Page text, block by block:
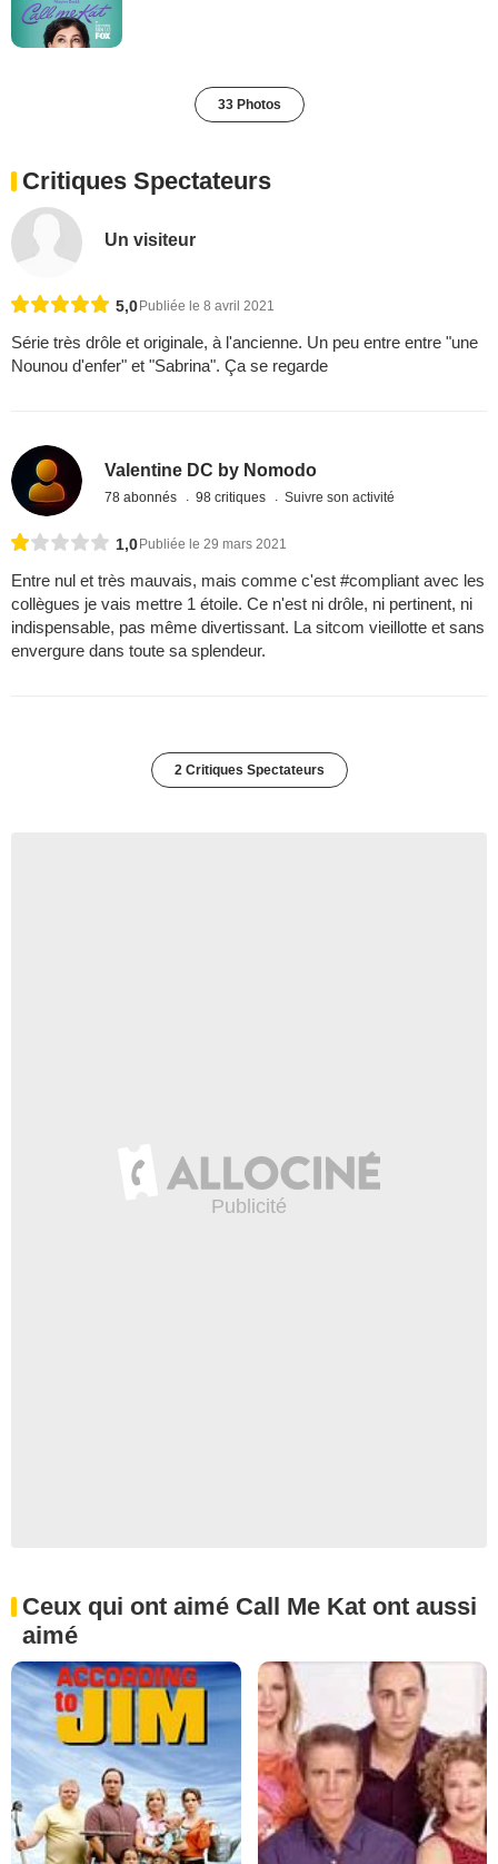
33 Photos
Critiques Spectateurs
Un visiteur
5,0Publiée le 8 avril 2021
Série très drôle et originale, à l'ancienne. Un peu entre entre "une
Nounou d'enfer" et "Sabrina". Ça se regarde
Valentine DC by Nomodo
78 abonnés 98 critiques Suivre son activité
1,0 Publiée le 29 mars 2021
Entre nul et très mauvais, mais comme c'est #compliant avec les
collègues je vais mettre 1 étoile. Ce n'est ni drôle, ni pertinent, ni
indispensable, pas même divertissant. La sitcom vieillotte et sans
envergure dans toute sa splendeur.
2 Critiques Spectateurs
Ceux qui ont aimé Call Me Kat ont aussi
aimé